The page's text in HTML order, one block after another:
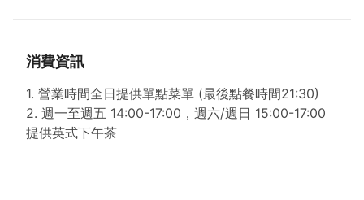
消費資訊
1. 營業時間全日提供單點菜單 (最後點餐時間21:30)
2. 週一至週五 14:00-17:00，週六/週日 15:00-17:00
提供英式下午茶